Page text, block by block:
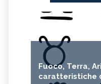
Fuoco, Terra,
caratteristiche